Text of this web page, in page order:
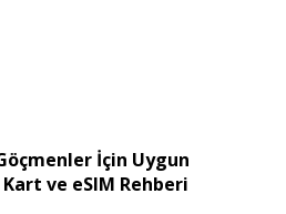
İçin Uygun
Kart ve eSIM Rehberi